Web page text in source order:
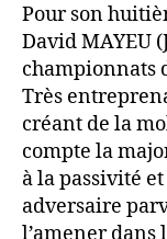
Pour son
David MAYEU
championnats
Très
créant de la
compte la
à la passivité
adversaire